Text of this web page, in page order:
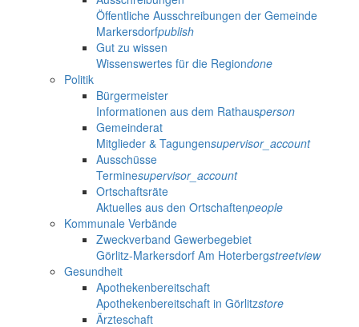
Öffentliche Ausschreibungen der Gemeinde
Markersdorfpublish
Gut zu wissen
Wissenswertes für die Regiondone
Politik
Bürgermeister
Informationen aus dem Rathausperson
Gemeinderat
Mitglieder & Tagungensupervisor_account
Ausschüsse
Terminesupervisor_account
Ortschaftsräte
Aktuelles aus den Ortschaftenpeople
Kommunale Verbände
Zweckverband Gewerbegebiet
Görlitz-Markersdorf Am Hoterbergstreetview
Gesundheit
Apothekenbereitschaft
Apothekenbereitschaft in Görlitzstore
Ärzteschaft